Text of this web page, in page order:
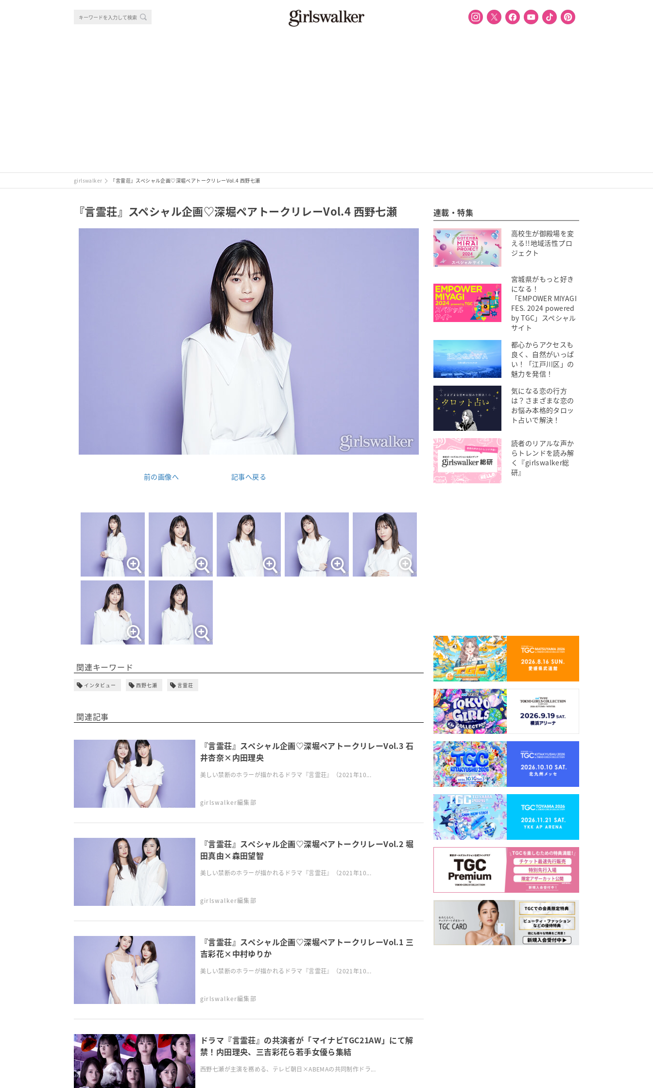
girlswalker 『言霊荘』スペシャル企画♡深堀ペアトークリレーVol.4 西野七瀬
『言霊荘』スペシャル企画♡深堀ペアトークリレーVol.4 西野七瀬
前の画像へ 記事へ戻る
関連キーワード
インタビュー 西野七瀬 言霊荘
関連記事
『言霊荘』スペシャル企画♡深堀ペアトークリレーVol.3 石
井杏奈×内田理央
美しい禁断のホラーが描かれるドラマ『言霊荘』（2021年10...
girlswalker編集部
『言霊荘』スペシャル企画♡深堀ペアトークリレーVol.2 堀
田真由×森田望智
美しい禁断のホラーが描かれるドラマ『言霊荘』（2021年10...
girlswalker編集部
『言霊荘』スペシャル企画♡深堀ペアトークリレーVol.1 三
吉彩花×中村ゆりか
美しい禁断のホラーが描かれるドラマ『言霊荘』（2021年10...
girlswalker編集部
ドラマ『言霊荘』の共演者が「マイナビTGC21AW」にて解
禁！内田理央、三吉彩花ら若手女優ら集結
西野七瀬が主演を務める、テレビ朝日×ABEMAの共同制作ドラ...
連載・特集
高校生が御殿場を変
える!!地域活性プロ
ジェクト
宮城県がもっと好き
になる！
「EMPOWER MIYAGI
FES. 2024 powered
by TGC」スペシャル
サイト
都心からアクセスも
良く、自然がいっぱ
い！「江戸川区」の
魅力を発信！
気になる恋の行方
は？さまざまな恋の
お悩み本格的タロッ
ト占いで解決！
読者のリアルな声か
らトレンドを読み解
く『girlswalker総
研』